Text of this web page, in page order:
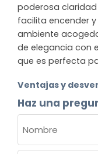
poderosa claridad
facilita encender
ambiente
de elegancia con
que es perfecta
Ventajas y
Haz una
(OBLIGATORIO)